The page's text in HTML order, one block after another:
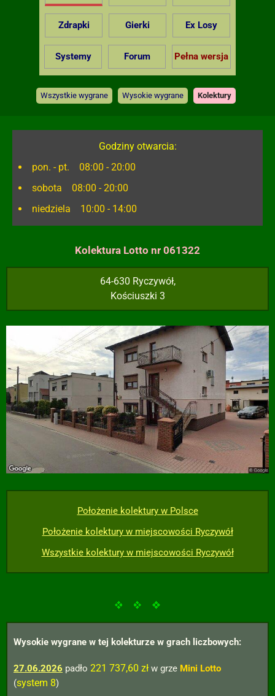
Zdrapki Gierki Ex Losy
Systemy Forum Pełna wersja
Wszystkie wygrane Wysokie wygrane Kolektury
Godziny otwarcia:
pon. - pt. 08:00 - 20:00
sobota 08:00 - 20:00
niedziela 10:00 - 14:00
Kolektura Lotto nr 061322
64-630 Ryczywół,
Kościuszki 3
Położenie kolektury w Polsce
Położenie kolektury w miejscowości Ryczywół
Wszystkie kolektury w miejscowości Ryczywół
Wysokie wygrane w tej kolekturze w grach liczbowych:
27.06.2026 padło 221 737,60 zł w grze Mini Lotto
(system 8)